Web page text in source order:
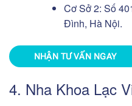
Cơ Sở 2: Số
Đình, Hà Nội.
NHẬN TƯ VẤN NGAY
4. Nha Khoa Lạc